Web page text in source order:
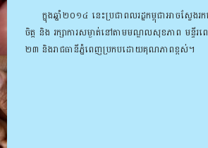
ក្នុង​ឆ្នាំ២០១៤ នេះ​ប្រ​ជា​ពល​រដ្ឋ​កម្ពុជា​អាច​ស្វែង​
ចិត្ត និង រក្សា​ការ​សម្ងាត់​នៅ​តាម​មណ្ឌល​សុខ​ភាព មន្ទី​រ​ព
២៣ និងរាជ​ធានី​ភ្នំ​ពេញ​ប្រ​កប​ដោយ​គុណ​ភាព​ខ្ពស់។